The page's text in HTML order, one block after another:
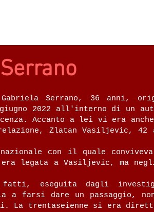
Serrano, 36 anni,
2022 all'interno di un
Accanto a lei vi era
Zlatan Vasiljevic,
con il quale
legata a Vasiljevic, ma negli
fatti, eseguita dagli
a farsi dare un passaggio,
trentaseienne si era diretta